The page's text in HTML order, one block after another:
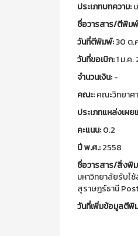
ประเภทบทความ:
ชื่อวารสาร/ตีพิม
วันที่ตีพิมพ์:30 ต.
วันที่ขอเบิก:1 ม.ค.
จำนวนเงิน:-
คณะ:คณะวิทยาศ
ประเภทแหล่งเผ
คะแนน:0.2
ปี พ.ศ.:2558
ชื่อวารสาร/สิ่งพิ
มหาวิทยาลัยรับใ
สุราษฎร์ธานี
วันที่เพิ่มข้อมูลตีพิ